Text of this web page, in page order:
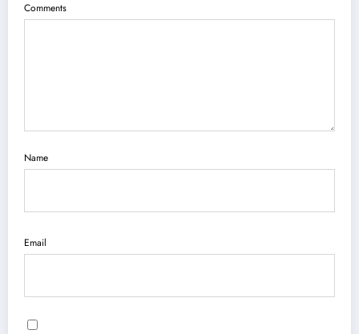
Comments
Name
Email